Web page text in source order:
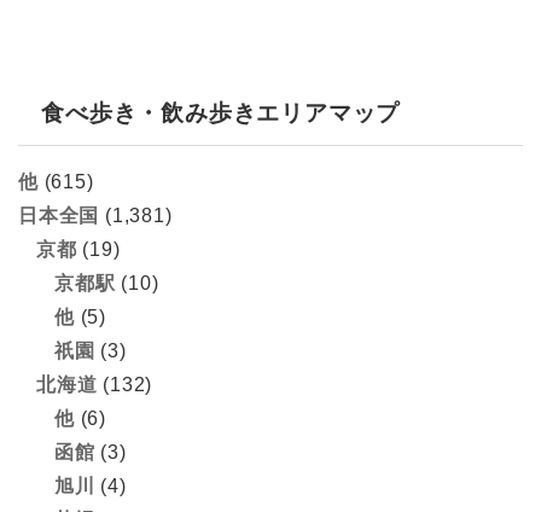
食べ歩き・飲み歩きエリアマップ
他(615)
日本全国 (1,381)
京都 (19)
京都駅 (10)
他(5)
祇園 (3)
北海道 (132)
他(6)
函館 (3)
旭川
(4)